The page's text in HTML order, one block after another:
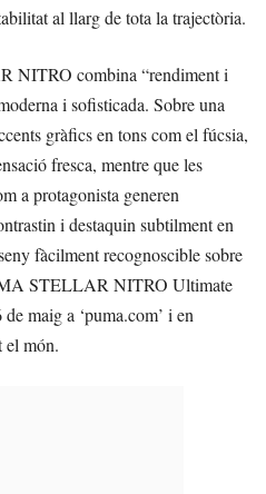
al llarg de tota la trajectòria.
NITRO combina “rendiment i
i sofisticada. Sobre una
gràfics en tons com el fúcsia,
fresca, mentre que les
a protagonista generen
i destaquin subtilment en
fàcilment recognoscible sobre
STELLAR NITRO Ultimate
maig a ‘puma.com’ i en
el món.